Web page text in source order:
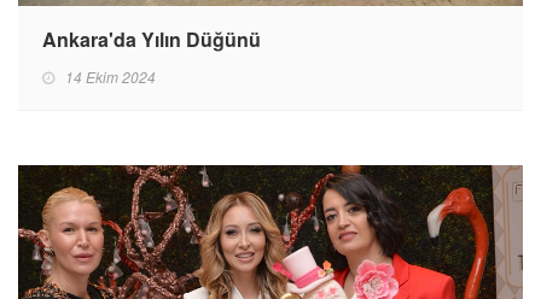
Ankara'da Yılın Düğünü
14 Ekim 2024